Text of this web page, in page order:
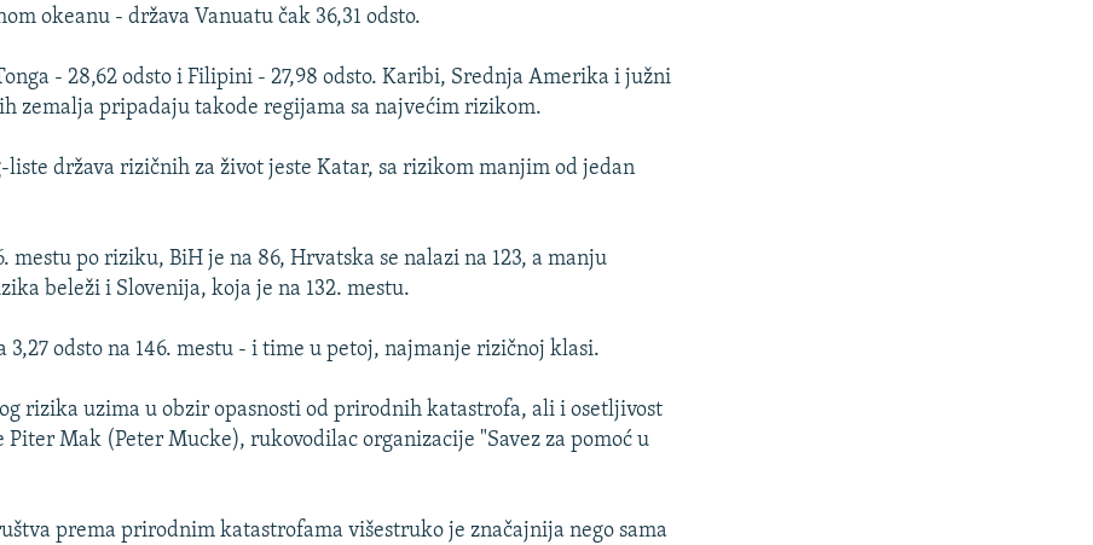
okeanu - država Vanuatu čak 36,31 odsto.
- 28,62 odsto i Filipini - 27,98 odsto. Karibi, Srednja Amerika i južni
zemalja pripadaju takode regijama sa najvećim rizikom.
država rizičnih za život jeste Katar, sa rizikom manjim od jedan
mestu po riziku, BiH je na 86, Hrvatska se nalazi na 123, a manju
beleži i Slovenija, koja je na 132. mestu.
3,27 odsto na 146. mestu - i time u petoj, najmanje rizičnoj klasi.
rizika uzima u obzir opasnosti od prirodnih katastrofa, ali i osetljivost
Piter Mak (Peter Mucke), rukovodilac organizacije "Savez za pomoć u
prema prirodnim katastrofama višestruko je značajnija nego sama